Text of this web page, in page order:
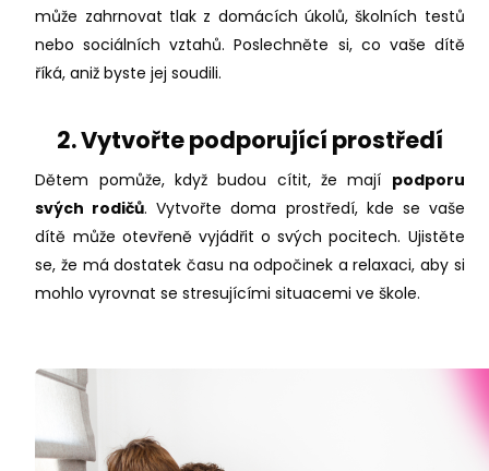
může zahrnovat tlak z domácích úkolů, školních testů
nebo sociálních vztahů. Poslechněte si, co vaše dítě
říká, aniž byste jej soudili.
2. Vytvořte podporující prostředí
Dětem pomůže, když budou cítit, že mají podporu
svých rodičů. Vytvořte doma prostředí, kde se vaše
dítě může otevřeně vyjádřit o svých pocitech. Ujistěte
se, že má dostatek času na odpočinek a relaxaci, aby si
mohlo vyrovnat se stresujícími situacemi ve škole.